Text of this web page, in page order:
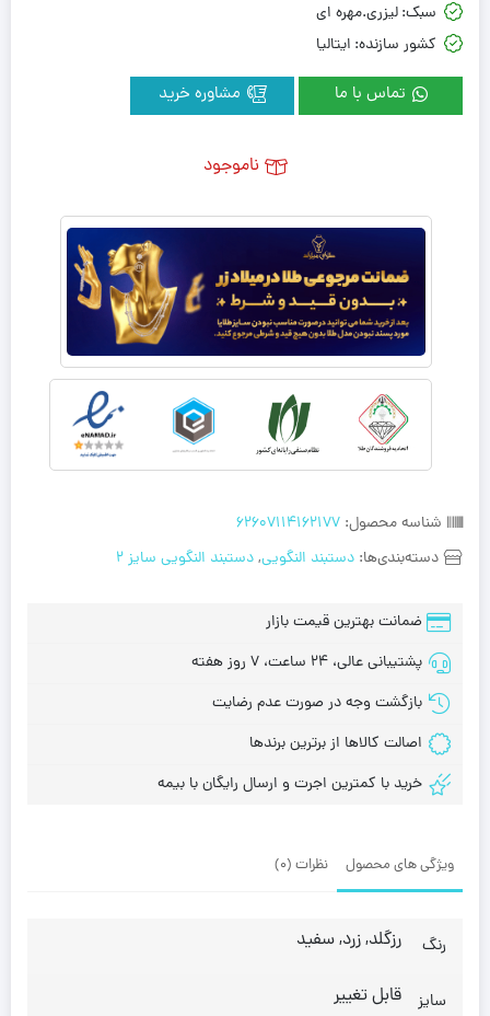
شناسه محصول: 62607114162177
دسته‌بندی‌ها: دستبند النگویی,دستبند النگویی سایز 2
سبک:لیزری.مهره ای
کشور سازنده: ایتالیا
تماس با ما
ضمانت بهترین قیمت بازار
پشتیبانی عالی، 24 ساعت، 7 روز هفته
بازگشت وجه در صورت عدم رضایت
اصالت کالاها از برترین برندها
خرید با کمترین اجرت و ارسال رایگان با بیمه
ناموجود
ویژگی های محصول نظرات (0)
رنگ رزگلد, زرد, سفید
سایز قابل تغییر